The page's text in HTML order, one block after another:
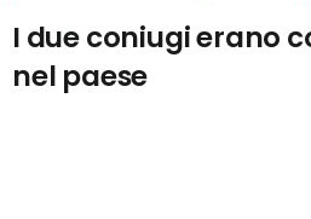
I due coniugi erano
nel paese